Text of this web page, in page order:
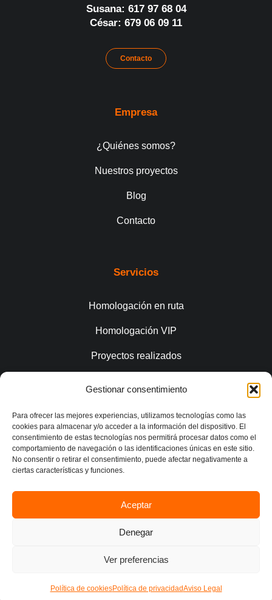
Gestionar consentimiento
Para ofrecer las mejores experiencias, utilizamos tecnologías como las
cookies para almacenar y/o acceder a la información del dispositivo. El
consentimiento de estas tecnologías nos permitirá procesar datos como el
comportamiento de navegación o las identificaciones únicas en este sitio.
No consentir o retirar el consentimiento, puede afectar negativamente a
ciertas características y funciones.
Aceptar
Denegar
Ver preferencias
Política de cookiesPolítica de privacidadAviso Legal
Susana: 617 97 68 04
César: 679 06 09 11
Contacto
Empresa
¿Quiénes somos?
Nuestros proyectos
Blog
Contacto
Servicios
Homologación en ruta
Homologación VIP
Proyectos realizados
Política de privacidad
Aviso legal